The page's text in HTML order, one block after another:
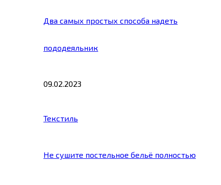
Два самых простых способа надеть
пододеяльник
09.02.2023
Текстиль
Не сушите постельное бельё полностью